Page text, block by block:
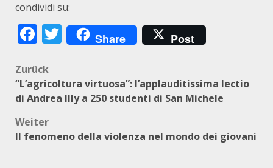
condividi su:
Facebook
Twitter
Share Post
Beitragsnavigation
Zurück
“L’agricoltura virtuosa”: l’applauditissima lectio
di Andrea Illy a 250 studenti di San Michele
Weiter
Il fenomeno della violenza nel mondo dei giovani